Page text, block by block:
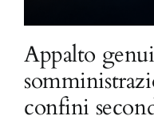
Appalto
confini